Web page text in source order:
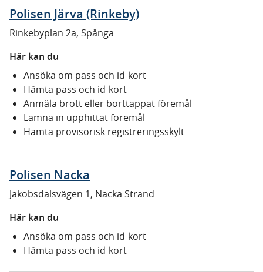
Polisen Järva (Rinkeby)
Rinkebyplan 2a, Spånga
Här kan du
Ansöka om pass och id-kort
Hämta pass och id-kort
Anmäla brott eller borttappat föremål
Lämna in upphittat föremål
Hämta provisorisk registreringsskylt
Polisen Nacka
Jakobsdalsvägen 1, Nacka Strand
Här kan du
Ansöka om pass och id-kort
Hämta pass och id-kort